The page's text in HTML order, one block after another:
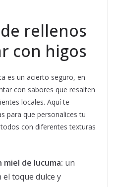
rellenos
con higos
es un acierto seguro, en
con sabores que resalten
locales. Aquí te
para que personalices tu
con diferentes texturas
miel de lucuma: un
toque dulce y